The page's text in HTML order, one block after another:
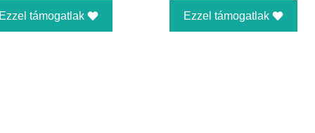
Ezzel támogatlak Ezzel támogatlak